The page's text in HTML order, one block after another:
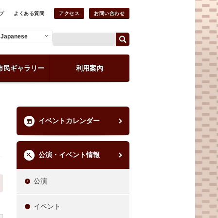
よくある質問 アクセス お問い合わせ
Japanese
民ギャラリー 利用案内
イベントカレンダー
公演・イベント情報
公演
イベント